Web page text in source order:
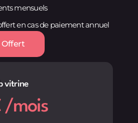
mensuels
en cas de paiement annuel
vitrine
/mois